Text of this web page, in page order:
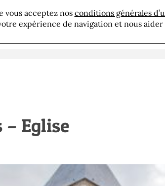
vous acceptez nos conditions générales
expérience de navigation et nous
faire Réalisations Actualités
– Eglise